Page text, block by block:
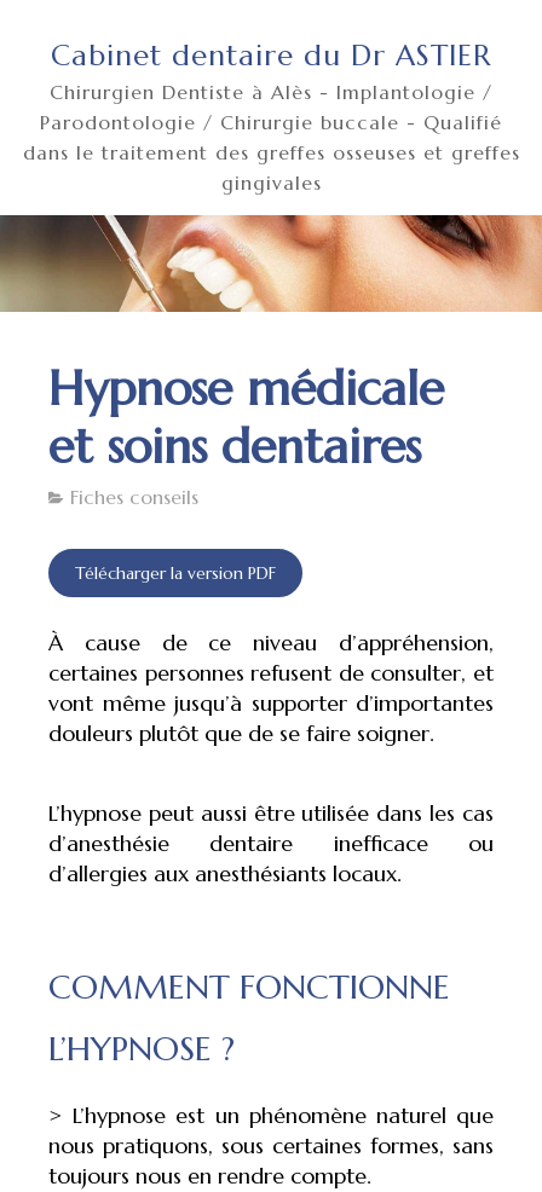
Cabinet dentaire du Dr ASTIER
Chirurgien Dentiste à Alès - Implantologie /
Parodontologie / Chirurgie buccale - Qualifié
dans le traitement des greffes osseuses et greffes
gingivales
Hypnose médicale
et soins dentaires
Fiches conseils
Télécharger la version PDF
À cause de ce niveau d’appréhension,
certaines personnes refusent de consulter, et
vont même jusqu’à supporter d’importantes
douleurs plutôt que de se faire soigner.
L’hypnose peut aussi être utilisée dans les cas
d’anesthésie dentaire inefficace ou
d’allergies aux anesthésiants locaux.
COMMENT FONCTIONNE
L’HYPNOSE ?
> L’hypnose est un phénomène naturel que
nous pratiquons, sous certaines formes, sans
toujours nous en rendre compte.